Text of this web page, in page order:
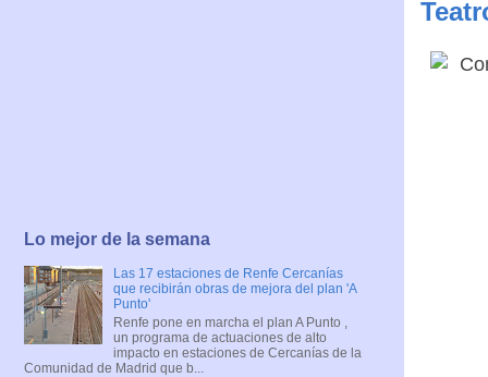
Lo mejor de la semana
Las 17 estaciones de Renfe Cercanías
que recibirán obras de mejora del plan 'A
Punto'
Renfe pone en marcha el plan A Punto ,
un programa de actuaciones de alto
impacto en estaciones de Cercanías de la
Comunidad de Madrid que b...